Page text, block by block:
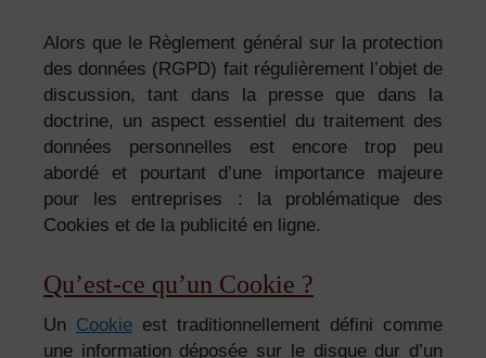
Alors que le Règlement général sur la protection
des données (RGPD) fait régulièrement l’objet de
discussion, tant dans la presse que dans la
doctrine, un aspect essentiel du traitement des
données personnelles est encore trop peu
abordé et pourtant d’une importance majeure
pour les entreprises : la problématique des
Cookies et de la publicité en ligne.
Qu’est-ce qu’un Cookie ?
Un Cookie est traditionnellement défini comme
une information déposée sur le disque dur d’un